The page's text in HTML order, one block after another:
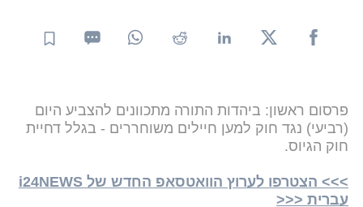
פרסום ראשון: ביהדות התורה מתכוונים להצביע היום
(רביעי) נגד חוק למען חיילים משוחררים - בגלל דחיית
חוק הגיוס.
>>> הצטרפו לערוץ הוואטסאפ החדש של i24NEWS
עברית <<<